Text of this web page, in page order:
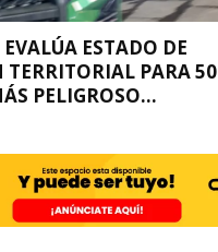
ESTADO DE
TERRITORIAL PARA 50
PELIGROSO...